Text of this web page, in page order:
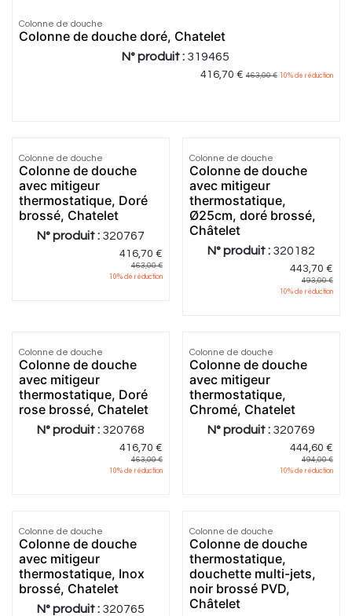
Colonne de douche
Colonne de douche doré, Chatelet
N° produit : 319465
416,70 € 463,00€ 10% de réduction
Colonne de douche
Colonne de douche
avec mitigeur
thermostatique, Doré
brossé, Chatelet
N° produit : 320767
416,70 €
463,00€
10% de réduction
Colonne de douche
Colonne de douche
avec mitigeur
thermostatique,
Ø25cm, doré brossé,
Châtelet
N° produit : 320182
443,70 €
493,00€
10% de réduction
Colonne de douche
Colonne de douche
avec mitigeur
thermostatique, Doré
rose brossé, Chatelet
N° produit : 320768
416,70 €
463,00€
10% de réduction
Colonne de douche
Colonne de douche
avec mitigeur
thermostatique,
Chromé, Chatelet
N° produit : 320769
444,60 €
494,00€
10% de réduction
Colonne de douche
Colonne de douche
avec mitigeur
thermostatique, Inox
brossé, Chatelet
N° produit : 320765
Colonne de douche
Colonne de douche
thermostatique,
douchette multi-jets,
noir brossé PVD,
Châtelet